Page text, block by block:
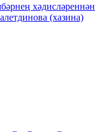
хәдисләреннән
(хазина)